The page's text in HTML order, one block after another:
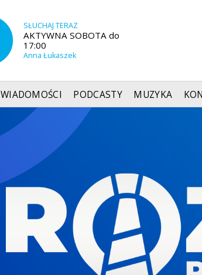
SŁUCHAJ TERAZ
AKTYWNA SOBOTA do
17:00
Anna Łukaszek
WIADOMOŚCI PODCASTY MUZYKA